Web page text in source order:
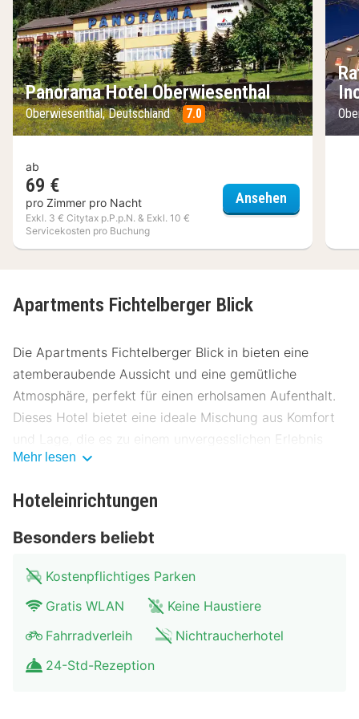
Panorama Hotel Oberwiesenthal
Oberwiesenthal, Deutschland 7.0
ab
69 €
pro Zimmer pro Nacht
Exkl. 3 € Citytax p.P.p.N. & Exkl. 10 €
Servicekosten pro Buchung
Ansehen
Apartments Fichtelberger Blick
Die Apartments Fichtelberger Blick in bieten eine
atemberaubende Aussicht und eine gemütliche
Atmosphäre, perfekt für einen erholsamen Aufenthalt.
Dieses Hotel bietet eine ideale Mischung aus Komfort
und Lage, die es zu einem unvergesslichen Erlebnis
macht.
Lage Apartments Fichtelberger Blick
einer malerischen Gegend, nur wenige Gehminuten
vom Stadtzentrum entfernt. Die Umgebung bietet
zahlreiche Sehenswürdigkeiten und kulturelle
Highlights. Öffentliche Verkehrsmittel wie Bus und
Bahn sind leicht erreichbar und es gibt ausreichend
Umgebung:
Mehr lesen
Hoteleinrichtungen
Besonders beliebt
Kostenpflichtiges Parken
Gratis WLAN
Keine Haustiere
Fahrradverleih
Nichtraucherhotel
24-Std-Rezeption